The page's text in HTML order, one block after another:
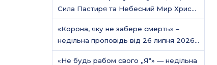
Сила Пастиря та Небесний Мир Христа
/ Молитовне служіння
«Корона, яку не забере смерть» –
недільна проповідь від 26 липня 2026
року
«Не будь рабом свого „Я“» — недільна